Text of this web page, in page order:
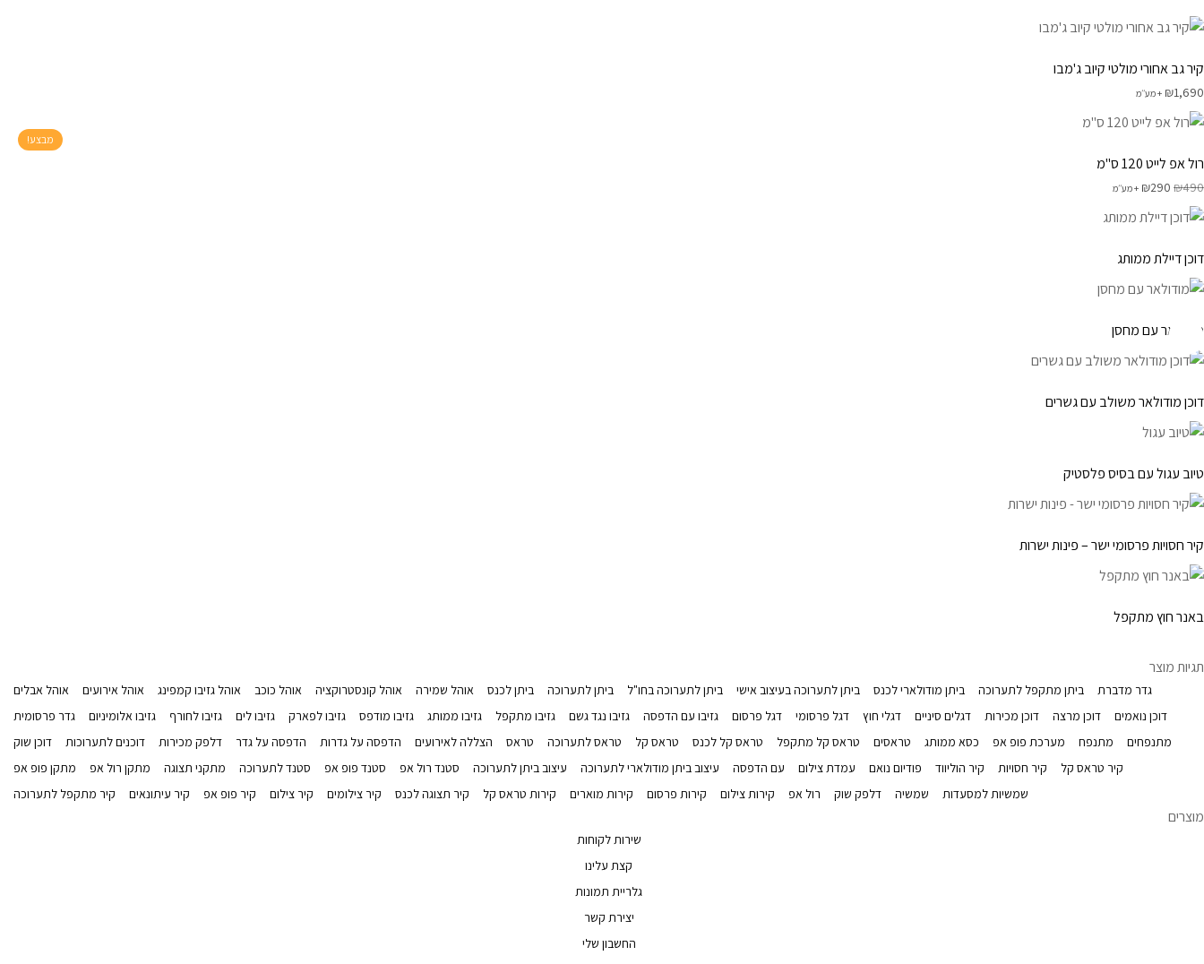
קיר גב אחורי מולטי קיוב ג'מבו
₪1,690 + מע׳׳מ
מבצע!
רול אפ לייט 120 ס"מ
₪490 המחיר המקורי היה: ₪490.
₪290 המחיר הנוכחי הוא: ₪290.
+ מע׳׳מ
דוכן דיילת ממותג
מודולאר עם מחסן
דוכן מודולאר משולב עם גשרים
טיוב עגול עם בסיס פלסטיק
קיר חסויות פרסומי ישר – פינות ישרות
למוצר זה יש מספר סוגים. ניתן לבחור את האפשרויות בעמוד המוצר
באנר חוץ מתקפל
תגיות מוצר
אוהל אבלים אוהל אירועים אוהל גזיבו קמפינג אוהל כוכב אוהל קונסטרוקציה אוהל שמירה ביתן לכנס ביתן לתערוכה ביתן לתערוכה בחו"ל ביתן לתערוכה בעיצוב אישי ביתן מודולארי לכנס ביתן מתקפל לתערוכה
גדר מדברת
גדר פרסומית
גזיבו אלומיניום גזיבו לחורף גזיבו לים גזיבו לפארק גזיבו מודפס גזיבו ממותג גזיבו מתקפל גזיבו נגד גשם גזיבו עם הדפסה דגל פרסום דגל פרסומי דגלי חוץ דגלים סיניים דוכן מכירות דוכן מרצה
דוכן נואמים
דוכן שוק
דוכנים לתערוכות דלפק מכירות הדפסה על גדר הדפסה על גדרות הצללה לאירועים טראס טראס לתערוכה טראס קל טראס קל לכנס טראס קל מתקפל טראסים כסא ממותג מערכת פופ אפ מתנפח
מתנפחים
מתקן פופ אפ
מתקן רול אפ מתקני תצוגה סטנד לתערוכה סטנד פופ אפ סטנד רול אפ עיצוב ביתן לתערוכה עיצוב ביתן מודולארי לתערוכה עם הדפסה עמדת צילום פודיום נואם קיר הוליווד קיר חסויות
קיר טראס קל
קיר מתקפל לתערוכה
קיר עיתונאים קיר פופ אפ קיר צילום קיר צילומים קיר תצוגה לכנס קירות טראס קל קירות מוארים קירות פרסום קירות צילום רול אפ דלפק שוק שמשיה שמשיות למסעדות
מוצרים
שירות לקוחות
קצת עלינו
גלריית תמונות
יצירת קשר
החשבון שלי